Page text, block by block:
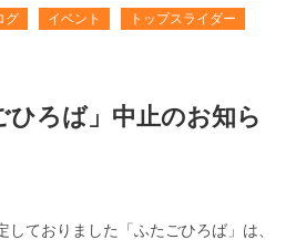
グ イベント トップスライダー
ひろば」中止のお知ら
ておりました「ふたごひろば」は、